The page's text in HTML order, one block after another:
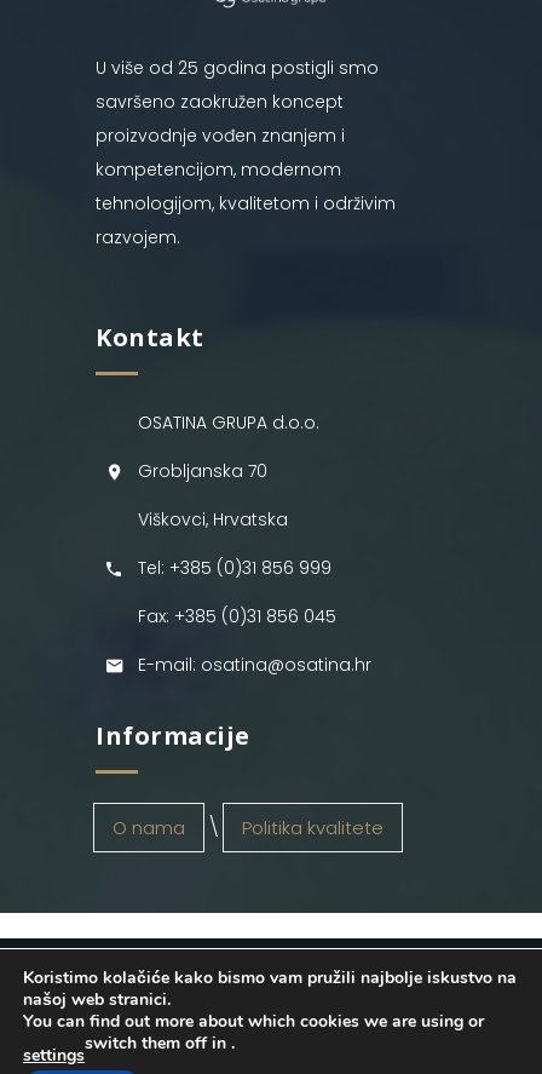
U više od 25 godina postigli smo
savršeno zaokružen koncept
proizvodnje vođen znanjem i
kompetencijom, modernom
tehnologijom, kvalitetom i održivim
razvojem.
Kontakt
OSATINA GRUPA d.o.o.
Grobljanska 70
Viškovci, Hrvatska
Tel: +385 (0)31 856 999
Fax: +385 (0)31 856 045
E-mail: osatina@osatina.hr
Informacije
O nama Politika kvalitete
OSATINA GRUPA d.o.o. 2026
. Configured
byINFOS Osijek. Sva prava pridržana.
Koristimo kolačiće kako bismo vam pružili najbolje iskustvo na
našoj web stranici.
You can find out more about which cookies we are using or
switch them off in
settings
.